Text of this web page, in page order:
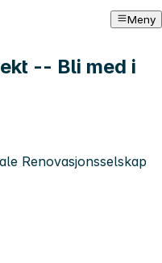
Meny
-- Bli med i
Renovasjonsselskap